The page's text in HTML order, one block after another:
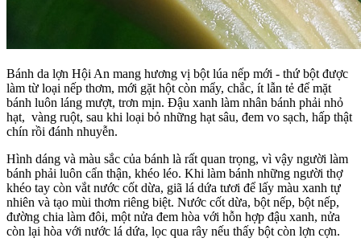
Bánh da lợn Hội An mang hương vị bột lúa nếp mới - thứ bột được
làm từ loại nếp thơm, mới gặt hột còn mẩy, chắc, ít lẫn tẻ để mặt
bánh luôn láng mượt, trơn mịn. Đậu xanh làm nhân bánh phải nhỏ
hạt, vàng ruột, sau khi loại bỏ những hạt sâu, đem vo sạch, hấp thật
chín rồi đánh nhuyễn.
Hình dáng và màu sắc của bánh là rất quan trọng, vì vậy người làm
bánh phải luôn cẩn thận, khéo léo. Khi làm bánh những người thợ
khéo tay còn vắt nước cốt dừa, giã lá dứa tươi để lấy màu xanh tự
nhiên và tạo mùi thơm riêng biệt. Nước cốt dừa, bột nếp, bột nếp,
đường chia làm đôi, một nửa đem hòa với hỗn hợp đậu xanh, nửa
còn lại hòa với nước lá dứa, lọc qua rây nếu thấy bột còn lợn cợn.